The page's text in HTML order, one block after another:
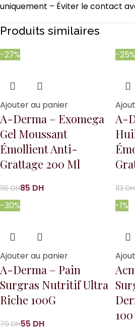
uniquement – Éviter le contact
Produits similaires
-27%
Ajouter au panier
A-Derma – Exomega
Gel Moussant
Émollient Anti-
Grattage 200 Ml
116DH85 DH
-25%
A-
113DH
-30%
Ajouter au panier
A-Derma – Pain
Surgras Nutritif Ultra
Riche 100G
79DH55 DH
-1%
100